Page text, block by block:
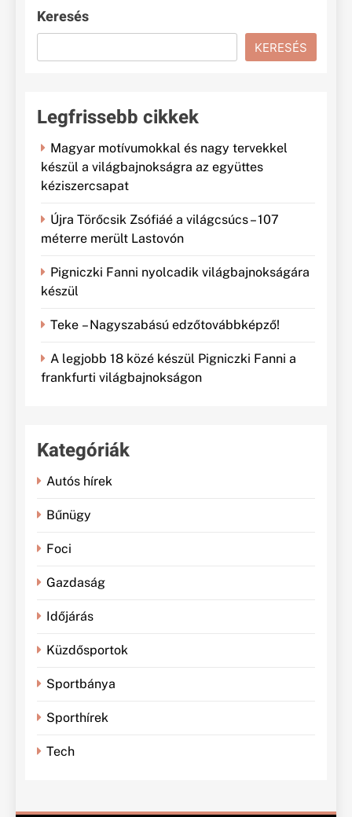
Keresés
KERESÉS
Legfrissebb cikkek
Magyar motívumokkal és nagy tervekkel
készül a világbajnokságra az együttes
kéziszercsapat
Újra Törőcsik Zsófiáé a világcsúcs – 107
méterre merült Lastovón
Pigniczki Fanni nyolcadik világbajnokságára
készül
Teke – Nagyszabású edzőtovábbképző!
A legjobb 18 közé készül Pigniczki Fanni a
frankfurti világbajnokságon
Kategóriák
Autós hírek
Bűnügy
Foci
Gazdaság
Időjárás
Küzdősportok
Sportbánya
Sporthírek
Tech